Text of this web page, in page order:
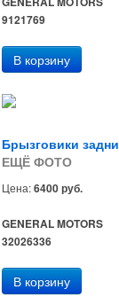
9121769
Брызговики
ЕЩЁ ФОТО
Цена:6400 руб.
GENERAL MOTORS
32026336